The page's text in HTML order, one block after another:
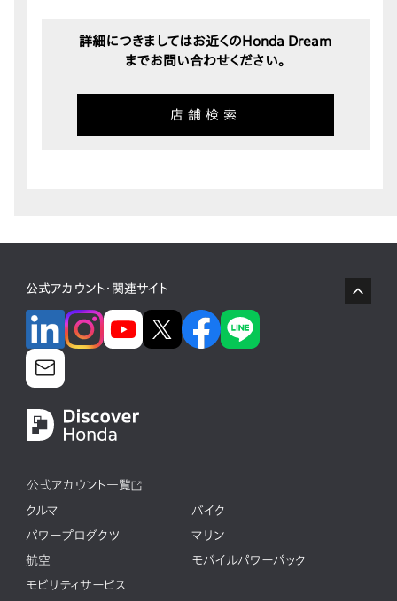
詳細につきましてはお近くのHonda Dream
までお問い合わせください。
店舗検索
公式アカウント・関連サイト
公式アカウント一覧
クルマ
バイク
パワープロダクツ
マリン
航空
モバイルパワーパック
モビリティサービス